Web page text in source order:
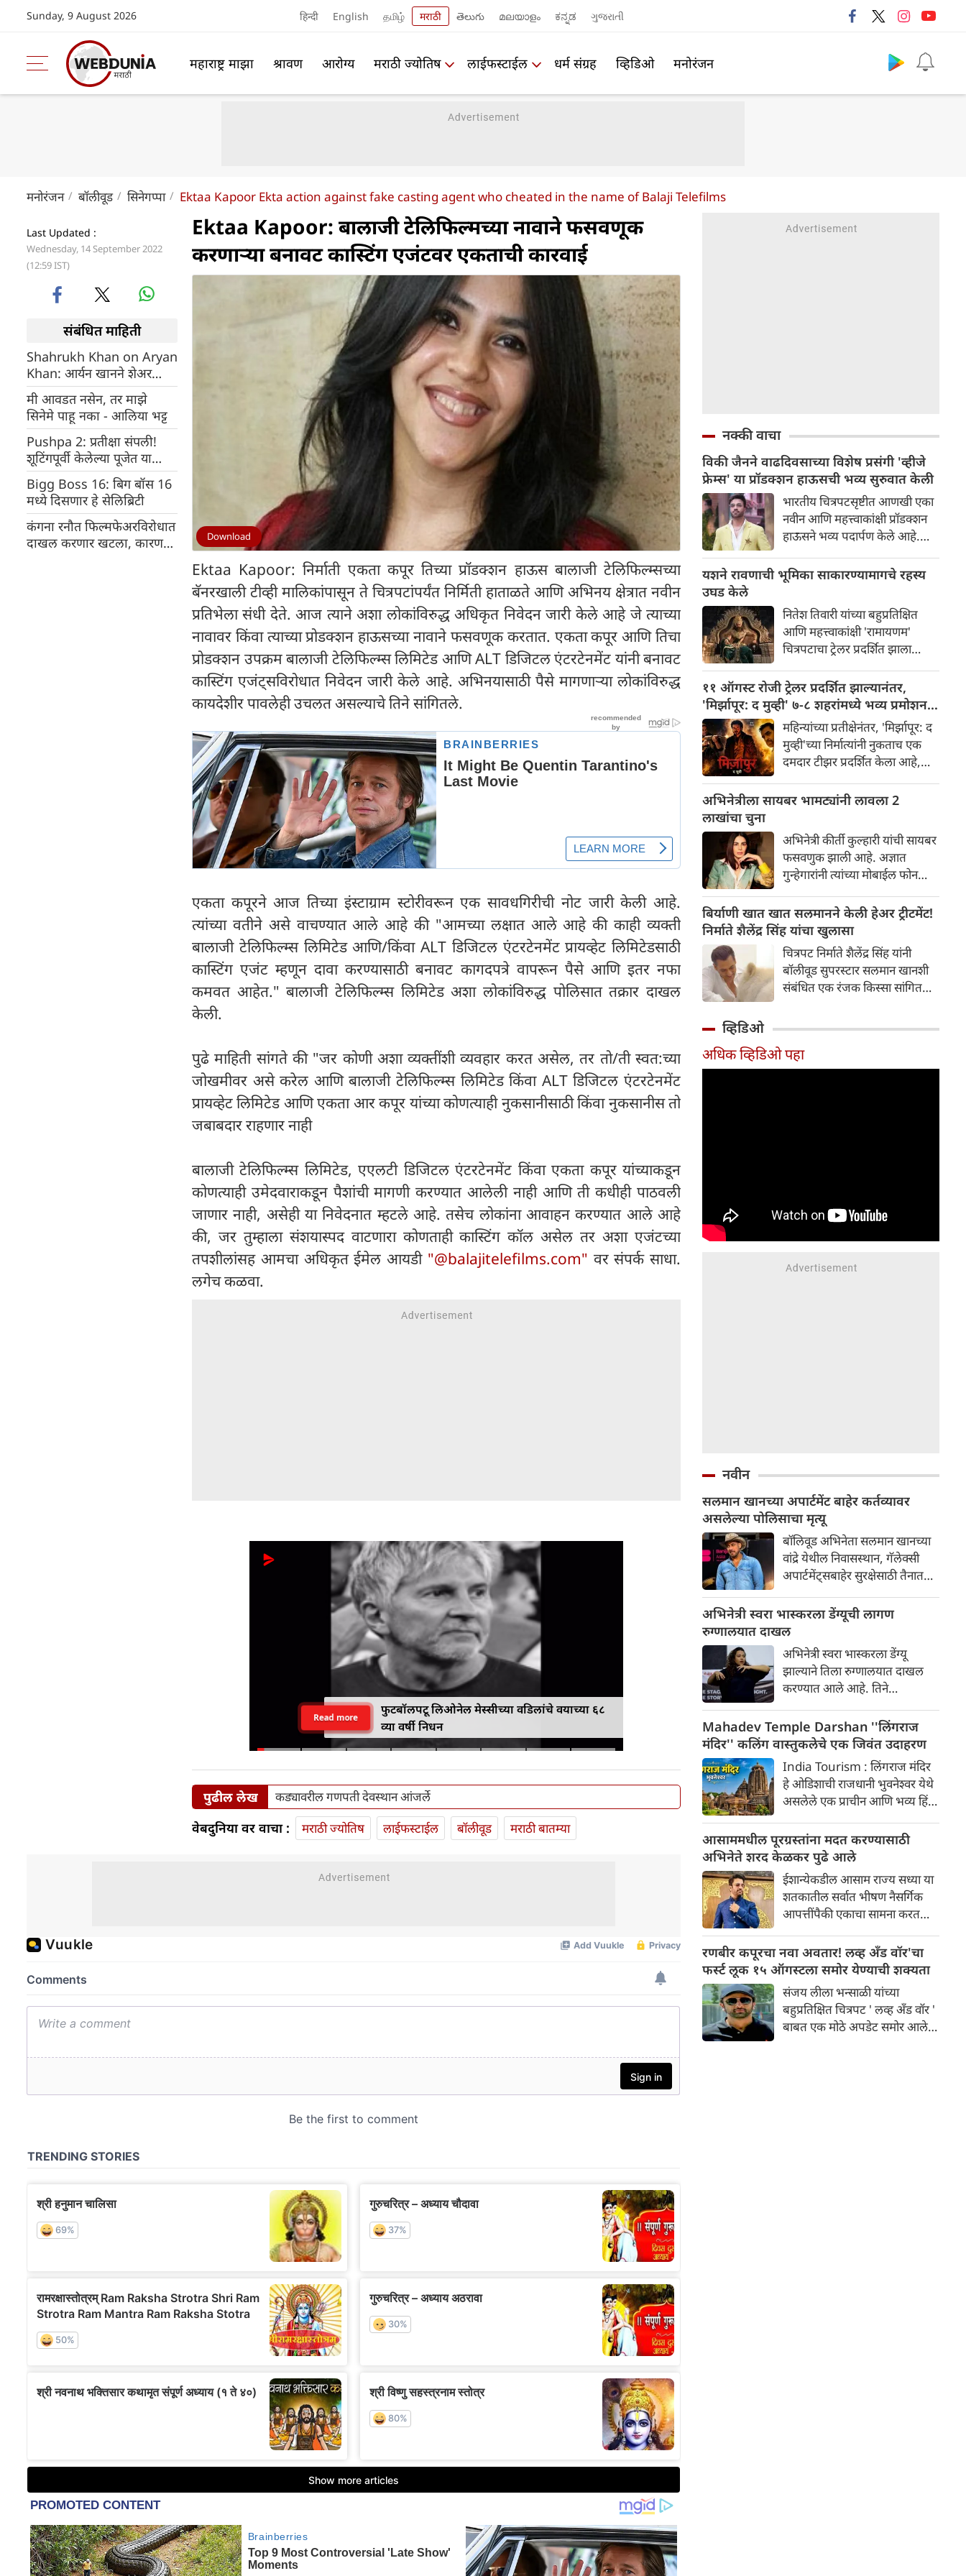
Sunday, 9 August 2026 हिन्दी English தமிழ் मराठी తెలుగు മലയാളം ಕನ್ನಡ ગુજરાતી
महाराष्ट्र माझा श्रावण आरोग्य मराठी ज्योतिष लाईफस्टाईल धर्म संग्रह व्हिडिओ मनोरंजन
मनोरंजन बॉलीवूड सिनेगप्पा Ektaa Kapoor Ekta action against fake casting agent who cheated in the name of Balaji Telefilms
Last Updated :
Wednesday, 14 September 2022
(12:59 IST)
संबंधित माहिती
Shahrukh Khan on Aryan
Khan: आर्यन खानने शेअर
केला सुहाना आणि
अबरामसोबतचा असा फोटो,
पाहून शाहरुख खानने केली ही
कमेंट
मी आवडत नसेन, तर माझे
सिनेमे पाहू नका - आलिया भट्ट
Pushpa 2: प्रतीक्षा संपली!
शूटिंगपूर्वी केलेल्या पूजेत या
कारणामुळे अल्लू अर्जुन उपस्थित
नव्हता
Bigg Boss 16: बिग बॉस 16
मध्ये दिसणार हे सेलिब्रिटी
कंगना रनौत फिल्मफेअरविरोधात
दाखल करणार खटला, कारण
Ektaa Kapoor: बालाजी टेलिफिल्मच्या नावाने फसवणूक
करणाऱ्या बनावट कास्टिंग एजंटवर एकताची कारवाई
Download
Ektaa Kapoor: निर्माती एकता कपूर तिच्या प्रॉडक्शन हाऊस बालाजी टेलिफिल्म्सच्या
बॅनरखाली टीव्ही मालिकांपासून ते चित्रपटांपर्यंत निर्मिती हाताळते आणि अभिनय क्षेत्रात नवीन
प्रतिभेला संधी देते. आज त्याने अशा लोकांविरुद्ध अधिकृत निवेदन जारी केले आहे जे त्याच्या
नावावर किंवा त्याच्या प्रोडक्शन हाऊसच्या नावाने फसवणूक करतात. एकता कपूर आणि तिचा
प्रोडक्शन उपक्रम बालाजी टेलिफिल्म्स लिमिटेड आणि ALT डिजिटल एंटरटेनमेंट यांनी बनावट
कास्टिंग एजंट्सविरोधात निवेदन जारी केले आहे. अभिनयासाठी पैसे मागणाऱ्या लोकांविरुद्ध
कायदेशीर पावलेही उचलत असल्याचे तिने सांगितले.
एकता कपूरने आज तिच्या इंस्टाग्राम स्टोरीवरून एक सावधगिरीची नोट जारी केली आहे.
त्यांच्या वतीने असे वाचण्यात आले आहे की "आमच्या लक्षात आले आहे की काही व्यक्ती
बालाजी टेलिफिल्म्स लिमिटेड आणि/किंवा ALT डिजिटल एंटरटेनमेंट प्रायव्हेट लिमिटेडसाठी
कास्टिंग एजंट म्हणून दावा करण्यासाठी बनावट कागदपत्रे वापरून पैसे आणि इतर नफा
कमवत आहेत." बालाजी टेलिफिल्म्स लिमिटेड अशा लोकांविरुद्ध पोलिसात तक्रार दाखल
केली.
पुढे माहिती सांगते की "जर कोणी अशा व्यक्तींशी व्यवहार करत असेल, तर तो/ती स्वत:च्या
जोखमीवर असे करेल आणि बालाजी टेलिफिल्म्स लिमिटेड किंवा ALT डिजिटल एंटरटेनमेंट
प्रायव्हेट लिमिटेड आणि एकता आर कपूर यांच्या कोणत्याही नुकसानीसाठी किंवा नुकसानीस तो
जबाबदार राहणार नाही
बालाजी टेलिफिल्म्स लिमिटेड, एएलटी डिजिटल एंटरटेनमेंट किंवा एकता कपूर यांच्याकडून
कोणत्याही उमेदवाराकडून पैशांची मागणी करण्यात आलेली नाही आणि ती कधीही पाठवली
जाणार नाही, असेही या निवेदनात म्हटले आहे. तसेच लोकांना आवाहन करण्यात आले आहे
की, जर तुम्हाला संशयास्पद वाटणारा कोणताही कास्टिंग कॉल असेल तर अशा एजंटच्या
तपशीलांसह आमचा अधिकृत ईमेल आयडी "@balajitelefilms.com" वर संपर्क साधा.
लगेच कळवा.
फुटबॉलपटू लिओनेल मेस्सीच्या वडिलांचे वयाच्या ६८
व्या वर्षी निधन
Read more
पुढील लेख कड्यावरील गणपती देवस्थान आंजर्ले
वेबदुनिया वर वाचा : मराठी ज्योतिष लाईफस्टाईल बॉलीवूड मराठी बातम्या
नक्की वाचा
विकी जैनने वाढदिवसाच्या विशेष प्रसंगी 'व्हीजे
फ्रेम्स' या प्रॉडक्शन हाऊसची भव्य सुरुवात केली
भारतीय चित्रपटसृष्टीत आणखी एका
नवीन आणि महत्त्वाकांक्षी प्रॉडक्शन
हाऊसने भव्य पदार्पण केले आहे.
जैनने आपल्या वाढदिवसाच्या विशेष
प्रसंगी 'व्हीजे फ्रेम्स' या आपल्या नवीन
प्रॉडक्शन बॅनरची अधिकृतपणे घोषणा
केली. या नवीन बॅनरचा पहिला
प्रकल्प इतका भव्य आहे की त्याने
चाहत्यांमध्ये आधीच खळबळ उडवून
दिली आहे.
यशने रावणाची भूमिका साकारण्यामागचे रहस्य
उघड केले
नितेश तिवारी यांच्या बहुप्रतिक्षित
आणि महत्त्वाकांक्षी 'रामायणम'
चित्रपटाचा ट्रेलर प्रदर्शित झाला
चित्रपटसृष्टीत खळबळ उडाली आहे.
चित्रपटातील कलाकार आणि
भव्यतेची मोठ्या प्रमाणावर चर्चा होत
असली तरी, ज्या एका गोष्टीने
सर्वाधिक लक्ष वेधून घेतले आहे आणि
प्रेक्षकांना रोमांचित केले आहे, ती
म्हणजे 'रॉकिंग स्टार' यशने
साकारलेली रावणाची भूमिका.
११ ऑगस्ट रोजी ट्रेलर प्रदर्शित झाल्यानंतर,
'मिर्झापूर: द मुव्ही' ७-८ शहरांमध्ये भव्य प्रमोशन
करणार
महिन्यांच्या प्रतीक्षेनंतर, 'मिर्झापूर: द
मुव्ही'च्या निर्मात्यांनी नुकताच एक
दमदार टीझर प्रदर्शित केला आहे,
फ्रँचायझीच्या मोठ्या पडद्यावरील
आहे. पंकज त्रिपाठी, अली फजल
आणि दिव्येंदू शर्मा पुन्हा एकदा
त्यांच्या चाहत्यांच्या आवडत्या भूमिका
साकारत आहे.
अभिनेत्रीला सायबर भामट्यांनी लावला 2
लाखांचा चुना
अभिनेत्री कीर्ती कुल्हारी यांची सायबर
फसवणुक झाली आहे. अज्ञात
गुन्हेगारांनी त्यांच्या मोबाईल फोन
प्रवेश मिळवून अवघ्या काही मिनिटांत
त्यांची ₹२४३,८५२ ची फसवणूक
केली. अभिनेत्रीच्या तक्रारीच्या
आधारे, आंबोली पोलिसांनी गुन्हा
दाखल करून तपास सुरू केला आहे.
बिर्याणी खात खात सलमानने केली हेअर ट्रीटमेंट!
निर्माते शैलेंद्र सिंह यांचा खुलासा
चित्रपट निर्माते शैलेंद्र सिंह यांनी
बॉलीवूड सुपरस्टार सलमान खानशी
संबंधित एक रंजक किस्सा सांगितला
की अभिनेता एकाच वेळी बिर्याणी
खात होता आणि केसांवर उपचार
सलमानला जेवताना आरशात स्वतःला
व्हिडिओ
अधिक व्हिडिओ पहा
नवीन
सलमान खानच्या अपार्टमेंट बाहेर कर्तव्यावर
असलेल्या पोलिसाचा मृत्यू
बॉलिवूड अभिनेता सलमान खानच्या
वांद्रे येथील निवासस्थान, गॅलेक्सी
अपार्टमेंट्सबाहेर सुरक्षेसाठी तैनात
बजावत असताना मृत्यू झाला आहे.
अभिनेत्री स्वरा भास्करला डेंग्यूची लागण
रुग्णालयात दाखल
अभिनेत्री स्वरा भास्करला डेंग्यू
झाल्याने तिला रुग्णालयात दाखल
करण्यात आले आहे. तिने
तिच्या इंस्टाग्राम स्टोरीवर शेअर केला
आहे
Mahadev Temple Darshan ''लिंगराज
मंदिर'' कलिंग वास्तुकलेचे एक जिवंत उदाहरण
India Tourism : लिंगराज मंदिर
हे ओडिशाची राजधानी भुवनेश्वर येथे
असलेले एक प्राचीन आणि भव्य हिंदू
आणि सर्वात महत्त्वाचे मंदिर मानले
जाते.
आसाममधील पूरग्रस्तांना मदत करण्यासाठी
अभिनेते शरद केळकर पुढे आले
ईशान्येकडील आसाम राज्य सध्या या
शतकातील सर्वात भीषण नैसर्गिक
आपत्तींपैकी एकाचा सामना करत
लोकांचे जीवन विस्कळीत झाले आहे.
राज्यातील अनेक जिल्हे पाण्याखाली
गेले असून लोक जीवनावश्यक
वस्तूंसाठी संघर्ष करत असताना,
मनोरंजन उद्योगानेही या कठीण
काळात मदतीचा हात पुढे केला आहे.
रणबीर कपूरचा नवा अवतार! लव्ह अँड वॉर'चा
फर्स्ट लूक १५ ऑगस्टला समोर येण्याची शक्यता
संजय लीला भन्साळी यांच्या
बहुप्रतिक्षित चित्रपट ' लव्ह अँड वॉर '
बाबत एक मोठे अपडेट समोर आले